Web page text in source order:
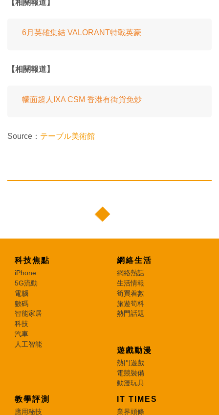
【相關報道】
6月英雄集結 VALORANT特戰英豪
【相關報道】
幪面超人IXA CSM 香港有街貨免炒
Source： テーブル美術館
科技焦點
iPhone
5G流動
電腦
數碼
智能家居
科技
汽車
人工智能
網絡生活
網絡熱話
生活情報
筍買着數
旅遊筍料
熱門話題
遊戲動漫
熱門遊戲
電競裝備
動漫玩具
教學評測
應用秘技
IT TIMES
業界頭條